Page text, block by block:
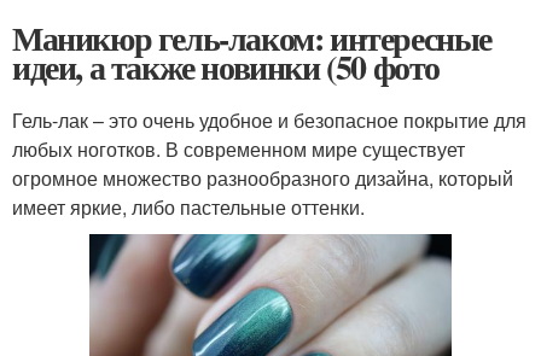
Маникюр гель-лаком: интересные
идеи, а также новинки (50 фото
Гель-лак – это очень удобное и безопасное покрытие для
любых ноготков. В современном мире существует
огромное множество разнообразного дизайна, который
имеет яркие, либо пастельные оттенки.